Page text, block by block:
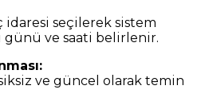
seçilerek sistem
ve saati belirlenir.
ve güncel olarak temin